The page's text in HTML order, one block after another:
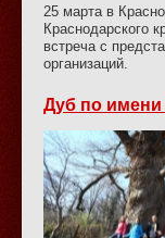
25 марта в
Краснодарского
встреча с
организаций.
Дуб по имени